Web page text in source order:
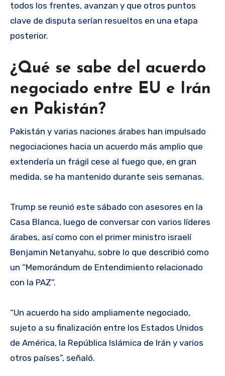
todos los frentes, avanzan y que otros puntos
clave de disputa serían resueltos en una etapa
posterior.
¿Qué se sabe del acuerdo
negociado entre EU e Irán
en Pakistán?
Pakistán y varias naciones árabes han impulsado
negociaciones hacia un acuerdo más amplio que
extendería un frágil cese al fuego que, en gran
medida, se ha mantenido durante seis semanas.
Trump se reunió este sábado con asesores en la
Casa Blanca, luego de conversar con varios líderes
árabes, así como con el primer ministro israelí
Benjamin Netanyahu, sobre lo que describió como
un “Memorándum de Entendimiento relacionado
con la PAZ”.
“Un acuerdo ha sido ampliamente negociado,
sujeto a su finalización entre los Estados Unidos
de América, la República Islámica de Irán y varios
otros países”, señaló.